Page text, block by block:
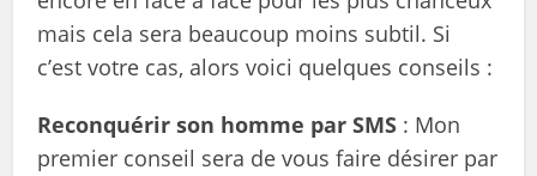
mais cela sera beaucoup moins subtil. Si
c’est votre cas, alors voici quelques conseils :
Reconquérir son homme par SMS : Mon
premier conseil sera de vous faire désirer par